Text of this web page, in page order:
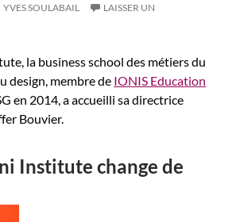
YVES SOULABAIL
LAISSER UN
la business school des métiers du
design, membre de IONIS Education
en 2014, a accueilli sa directrice
Bouvier.
Institute change de